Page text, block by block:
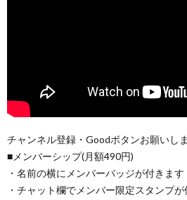
チャンネル登録・Goodボタンお願いし
■メンバーシップ(月額490円)
・名前の横にメンバーバッジが付きます
・チャット欄でメンバー限定スタンプ